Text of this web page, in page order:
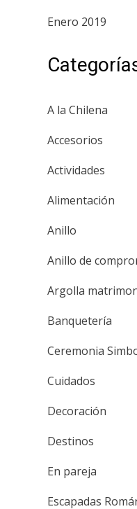
Enero 2019
A la Chilena
Accesorios
Actividades
Alimentación
Anillo
Anillo de
Argolla
Banquetería
Ceremonia
Cuidados
Decoración
Destinos
En pareja
Escapadas